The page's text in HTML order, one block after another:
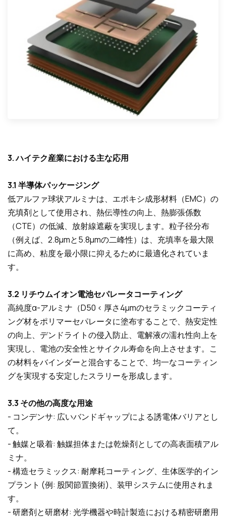
3. ハイテク産業における主な応用
3.1 半導体パッケージング
低アルファ球状アルミナは、エポキシ成形材料（EMC）の
充填剤として使用され、熱伝導性の向上、熱膨張係数
（CTE）の低減、放射線遮蔽を実現します。粒子径分布
（例えば、2.8µmと5.8µmの二峰性）は、充填率を最大限
に高め、粘度を最小限に抑えるために最適化されていま
す。
3.2 リチウムイオン電池セパレータコーティング
高純度α-アルミナ（D50 < 厚さ4µmのセラミックコーティ
ング材をポリマーセパレータに塗布することで、熱安定性
の向上、デンドライトの侵入防止、電解液の濡れ性向上を
実現し、電池の安全性とサイクル寿命を向上させます。こ
の材料をバインダーと混合することで、均一なコーティン
グを実現する安定したスラリーを形成します。
3.3 その他の高度な用途
- コンデンサ: 広いバンドギャップによる誘電体バリアとし
て。
- 触媒と吸着: 触媒担体または乾燥剤としての高表面積アル
ミナ。
- 構造セラミックス: 耐摩耗コーティング、生体医学的イン
プラント (例: 股関節置換術)、装甲システムに使用されま
す。
- 研磨剤と研磨材: 光学機器や時計製造における精密研磨用